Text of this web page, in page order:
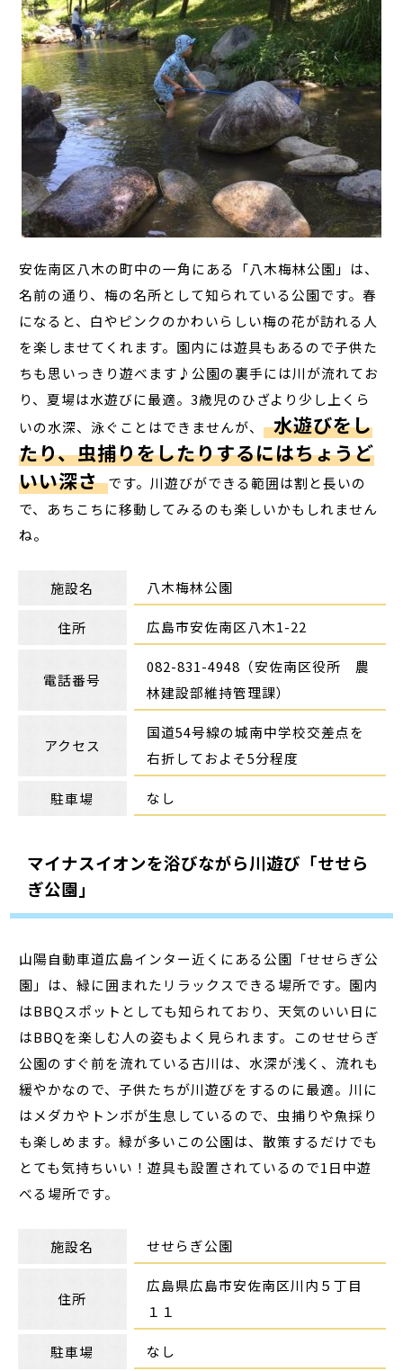
安佐南区八木の町中の一角にある「八木梅林公園」は、
名前の通り、梅の名所として知られている公園です。春
になると、白やピンクのかわいらしい梅の花が訪れる人
を楽しませてくれます。園内には遊具もあるので子供た
ちも思いっきり遊べます♪公園の裏手には川が流れてお
り、夏場は水遊びに最適。3歳児のひざより少し上くら
いの水深、泳ぐことはできませんが、 水遊びをし
たり、虫捕りをしたりするにはちょうど
いい深さ です。川遊びができる範囲は割と長いの
で、あちこちに移動してみるのも楽しいかもしれません
ね。
施設名 八木梅林公園
住所 広島市安佐南区八木1-22
電話番号
082-831-4948（安佐南区役所 農
林建設部維持管理課）
アクセス
国道54号線の城南中学校交差点を
右折しておよそ5分程度
駐車場 なし
マイナスイオンを浴びながら川遊び「せせら
ぎ公園」
山陽自動車道広島インター近くにある公園「せせらぎ公
園」は、緑に囲まれたリラックスできる場所です。園内
はBBQスポットとしても知られており、天気のいい日に
はBBQを楽しむ人の姿もよく見られます。このせせらぎ
公園のすぐ前を流れている古川は、水深が浅く、流れも
緩やかなので、子供たちが川遊びをするのに最適。川に
はメダカやトンボが生息しているので、虫捕りや魚採り
も楽しめます。緑が多いこの公園は、散策するだけでも
とても気持ちいい！遊具も設置されているので1日中遊
べる場所です。
施設名 せせらぎ公園
住所
広島県広島市安佐南区川内５丁目
１１
駐車場 なし